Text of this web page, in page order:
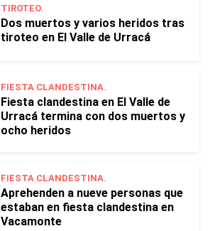
TIROTEO.
Dos muertos y varios heridos tras
tiroteo en El Valle de Urracá
FIESTA CLANDESTINA.
Fiesta clandestina en El Valle de
Urracá termina con dos muertos y
ocho heridos
FIESTA CLANDESTINA.
Aprehenden a nueve personas que
estaban en fiesta clandestina en
Vacamonte